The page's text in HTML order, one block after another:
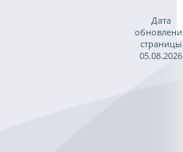
Дата
страницы
05.08.2026